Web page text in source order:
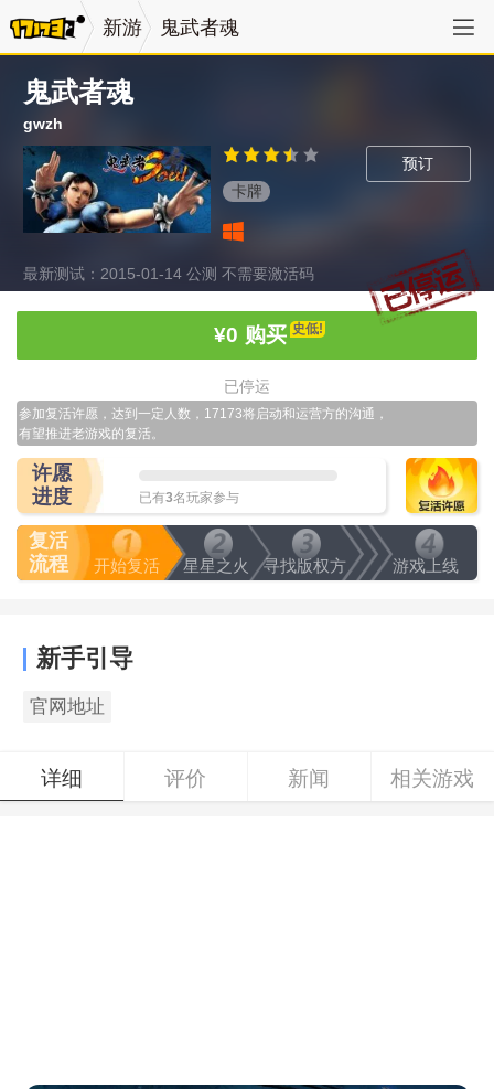
新游 鬼武者魂
鬼武者魂
gwzh
预订
卡牌
最新测试：2015-01-14 公测 不需要激活码
¥0 购买 史低!
已停运
参加复活许愿，达到一定人数，17173将启动和运营方的沟通，
有望推进老游戏的复活。
许愿
进度
已有3名玩家参与
复活
流程
开始复活 星星之火 寻找版权方 游戏上线
新手引导
官网地址
详细 评价 新闻 相关游戏